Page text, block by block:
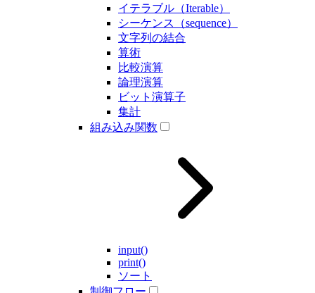
イテラブル（Iterable）
シーケンス（sequence）
文字列の結合
算術
比較演算
論理演算
ビット演算子
集計
組み込み関数
input()
print()
ソート